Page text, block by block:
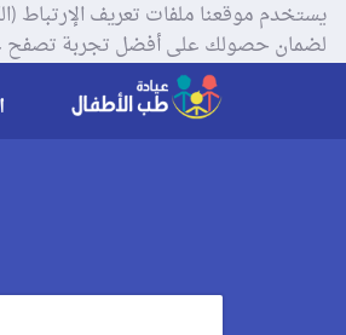
لضمان حصولك على أفضل تجربة تصفح